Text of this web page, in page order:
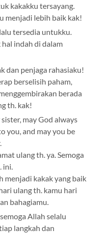
kakakku tersayang.
menjadi lebih baik kak!
tersedia untukku.
indah di dalam
dan penjaga rahasiaku!
berselisih paham,
berada
th. kak!
may God always
you, and may you be
ulang th. ya. Semoga
ini.
menjadi kakak yang baik
ulang th. kamu hari
bahagiamu.
Allah selalu
langkah dan